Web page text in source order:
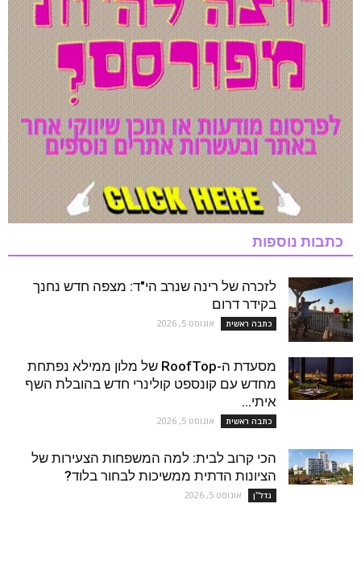
כתבות נוספות
לזכרה של רינה שנרב הי"ד: מצפה חדש נחנך
בקידר דרום
כתבה ראשית אוגוסט 5, 2026
מסעדת ה-RoofTop של מלון ממילא נפתחת
מחדש עם קונספט קולינרי חדש בהובלת השף
איתי...
כתבה ראשית אוגוסט 5, 2026
הכי קרוב לבית: למה המשפחות הצעירות של
הציונות הדתית ממשיכות לבחור בלוד?
נדל''ן אוגוסט 5, 2026